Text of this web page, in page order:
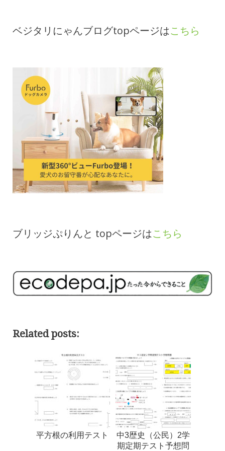
ベジタリにゃんブログtopページはこちら
ブリッジぷりんと topページはこちら
Related posts:
平方根の利用テスト
中3歴史（公民）2学
期定期テスト予想問